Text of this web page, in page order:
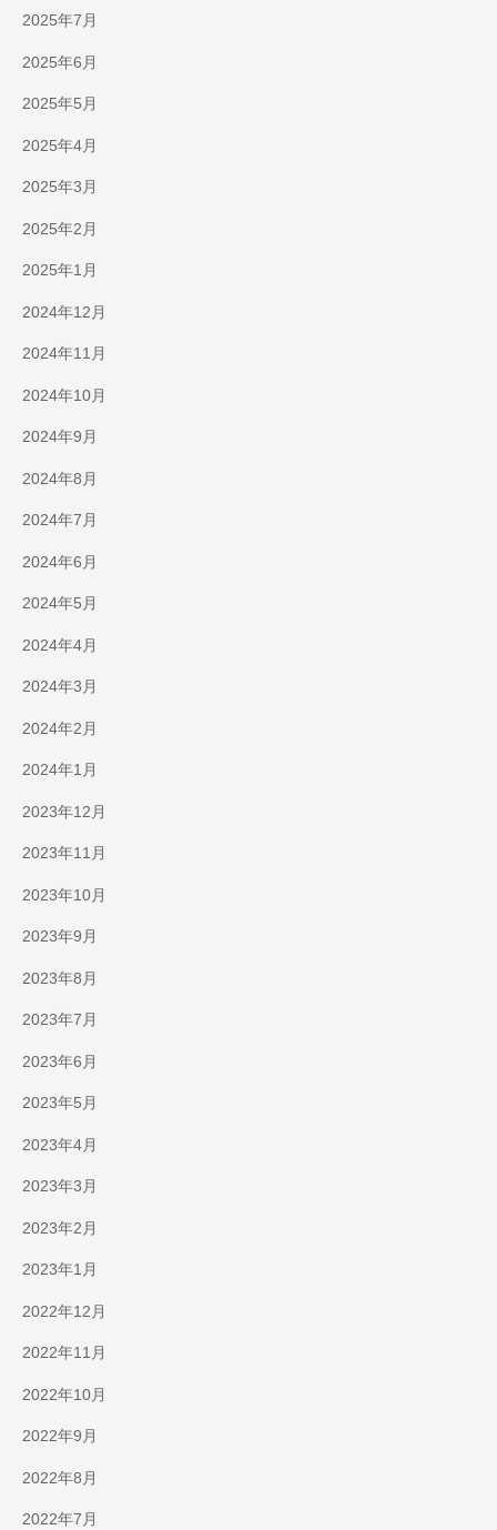
2025年7月
2025年6月
2025年5月
2025年4月
2025年3月
2025年2月
2025年1月
2024年12月
2024年11月
2024年10月
2024年9月
2024年8月
2024年7月
2024年6月
2024年5月
2024年4月
2024年3月
2024年2月
2024年1月
2023年12月
2023年11月
2023年10月
2023年9月
2023年8月
2023年7月
2023年6月
2023年5月
2023年4月
2023年3月
2023年2月
2023年1月
2022年12月
2022年11月
2022年10月
2022年9月
2022年8月
2022年7月